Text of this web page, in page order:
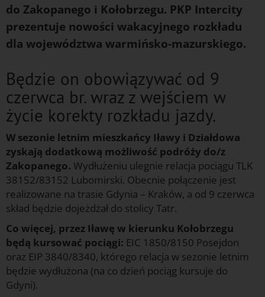
do Zakopanego i Kołobrzegu. PKP Intercity
prezentuje nowości wakacyjnego rozkładu
dla województwa warmińsko-mazurskiego.
Będzie on obowiązywać od 9
czerwca br. wraz z wejściem w
życie korekty rozkładu jazdy.
W sezonie letnim mieszkańcy Iławy i Działdowa
zyskają dodatkową możliwość podróży do/z
Zakopanego. Wydłużeniu ulegnie relacja pociągu TLK
38152/83152 Lubomirski. Obecnie połączenie jest
realizowane na trasie Gdynia – Kraków, a od 9 czerwca
skład będzie dojeżdżał do stolicy Tatr.
Co więcej, przez Iławę w kierunku Kołobrzegu
będą kursować pociągi: EIC 1850/8150 Posejdon
oraz EIP 3840/8340, którego relacja w sezonie letnim
będzie wydłużona (na co dzień pociąg kursuje do
Gdyni).